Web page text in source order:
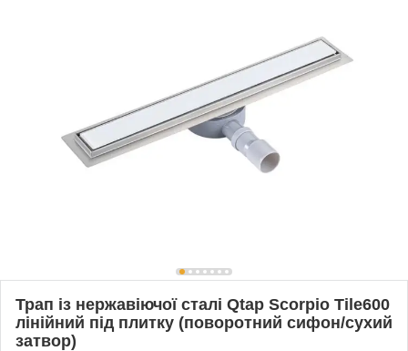
Трап із нержавіючої сталі Qtap Scorpio Tile600
лінійний під плитку (поворотний сифон/сухий
затвор)